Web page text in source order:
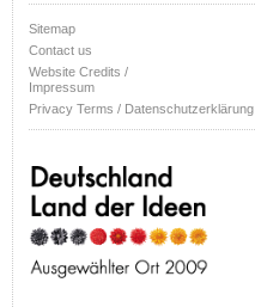
Sitemap
Contact us
Website Credits /
Impressum
Privacy Terms / Datenschutzerklärung